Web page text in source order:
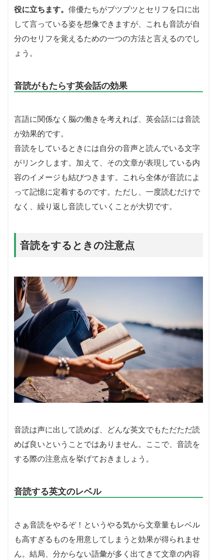
役に立ちます。 俳優たちがブツブツとセリフを口に出
して言っている姿を想像できますが、これも音読が自
分のセリフを覚えるための一つの方法と言えるのでし
ょう。
音読がもたらす英会話の効果
言語に関係なく脳の働きを考えれば、英会話には音読
が効果的です。
音読をしているときには自分の音声と読んでいる文字
がリンクします。加えて、その文章が表現している内
容のイメージも結びつきます。これら全体が音読によ
って記憶に定着するのです。ただし、一度読むだけで
なく、繰り返し音読していくことが大切です。
音読をするときの注意点
音読は声に出して読めば、どんな英文でもただただ読
めば良いということではありません。ここで、音読を
する際の注意点を挙げておきましょう。
音読する英文のレベル
さぁ音読をやるぞ！というやる気から文章量もレベル
も高すぎるものを用意してしまうと効果が得られませ
ん。結局、分からない語彙が多く出てきて文章の内容